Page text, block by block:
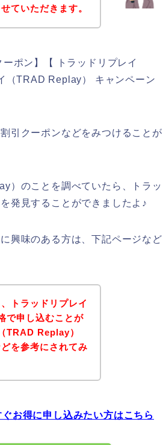
ていただきます。
ポン】【 トラッドリプレイ
（TRAD Replay） キャンペーン
引クーポンなどをみつけることが
）のことを調べていたら、トラッ
発見することができましたよ♪
興味のある方は、下記ページなど
トラッドリプレイ
で申し込むことが
TRAD Replay）
を参考にされてみ
お得に申し込みたい方はこちら